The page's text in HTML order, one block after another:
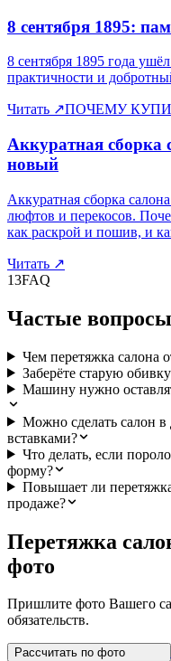
8 сентября 1895:
8 сентября 1895 года
практичности и
Читать ↗ПОЧЕМУ
Аккуратная сборка
новый
Аккуратная сборка
люфтов и перекосов.
как раскрой и пошив, и
Читать ↗
13FAQ
Частые вопросы
Чем перетяжка салона
Заберёте старую
Машину нужно
Можно сделать салон
вставками?
Что делать, если
форму?
Повышает ли
продаже?
Перетяжка
фото
Пришлите фото Вашего
обязательств.
Рассчитать по фото